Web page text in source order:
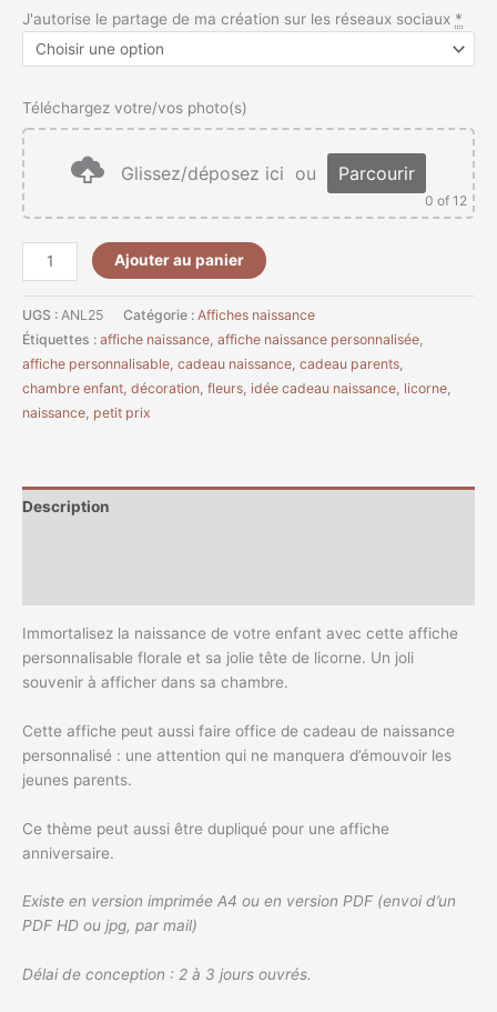
J'autorise le partage de ma création sur les réseaux sociaux *
Téléchargez votre/vos photo(s)
Glissez/déposez ici ou Parcourir
0 of 12
Ajouter au panier
UGS : ANL25 Catégorie : Affiches naissance
Étiquettes : affiche naissance, affiche naissance personnalisée,
affiche personnalisable, cadeau naissance, cadeau parents,
chambre enfant, décoration, fleurs, idée cadeau naissance, licorne,
naissance, petit prix
Description
Immortalisez la naissance de votre enfant avec cette affiche
personnalisable florale et sa jolie tête de licorne. Un joli
souvenir à afficher dans sa chambre.
Cette affiche peut aussi faire office de cadeau de naissance
personnalisé : une attention qui ne manquera d’émouvoir les
jeunes parents.
Ce thème peut aussi être dupliqué pour une affiche
anniversaire.
Existe en version imprimée A4 ou en version PDF (envoi d’un
PDF HD ou jpg, par mail)
Délai de conception : 2 à 3 jours ouvrés.